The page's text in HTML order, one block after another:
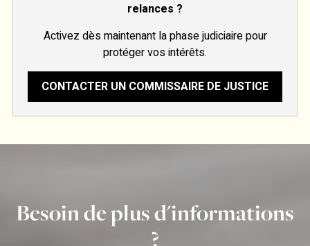
relances ?
Activez dès maintenant la phase judiciaire pour
protéger vos intérêts.
CONTACTER UN COMMISSAIRE DE JUSTICE
Besoin de plus d'informations
?